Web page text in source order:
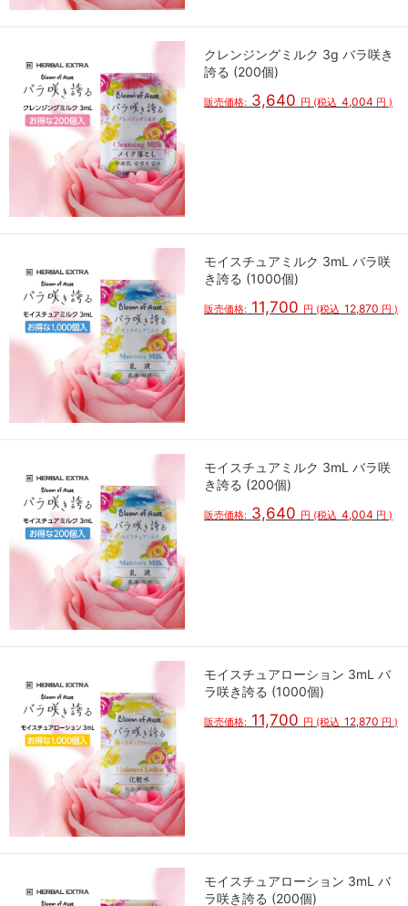
クレンジングミルク 3g バラ咲き
誇る (200個)
販売価格: 3,640 円 (税込 4,004 円 )
モイスチュアミルク 3mL バラ咲
き誇る (1000個)
販売価格: 11,700 円 (税込 12,870 円 )
モイスチュアミルク 3mL バラ咲
き誇る (200個)
販売価格: 3,640 円 (税込 4,004 円 )
モイスチュアローション 3mL バ
ラ咲き誇る (1000個)
販売価格: 11,700 円 (税込 12,870 円 )
モイスチュアローション 3mL バ
ラ咲き誇る (200個)